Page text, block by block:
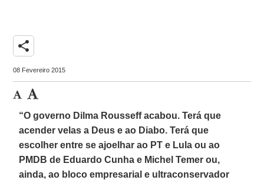
share
08 Fevereiro 2015
“O governo Dilma Rousseffacabou. Terá que
acender velas a Deus e ao Diabo. Terá que
escolher entre se ajoelhar ao PT e Lula ou ao
PMDB de Eduardo Cunha e Michel Temer ou,
ainda, ao bloco empresarial e ultraconservador